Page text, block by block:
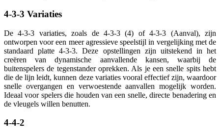
4-3-3 Variaties
De 4-3-3 variaties, zoals de 4-3-3 (4) of 4-3-3 (Aanval), zijn
ontworpen voor een meer agressieve speelstijl in vergelijking met de
standaard platte 4-3-3. Deze opstellingen zijn uitstekend in het
creëren van dynamische aanvallende kansen, waarbij de
buitenspelers de tegenstander oprekken. Als je een snelle spits hebt
die de lijn leidt, kunnen deze variaties vooral effectief zijn, waardoor
snelle overgangen en verwoestende aanvallen mogelijk worden.
Ideaal voor spelers die houden van een snelle, directe benadering en
de vleugels willen benutten.
4-4-2